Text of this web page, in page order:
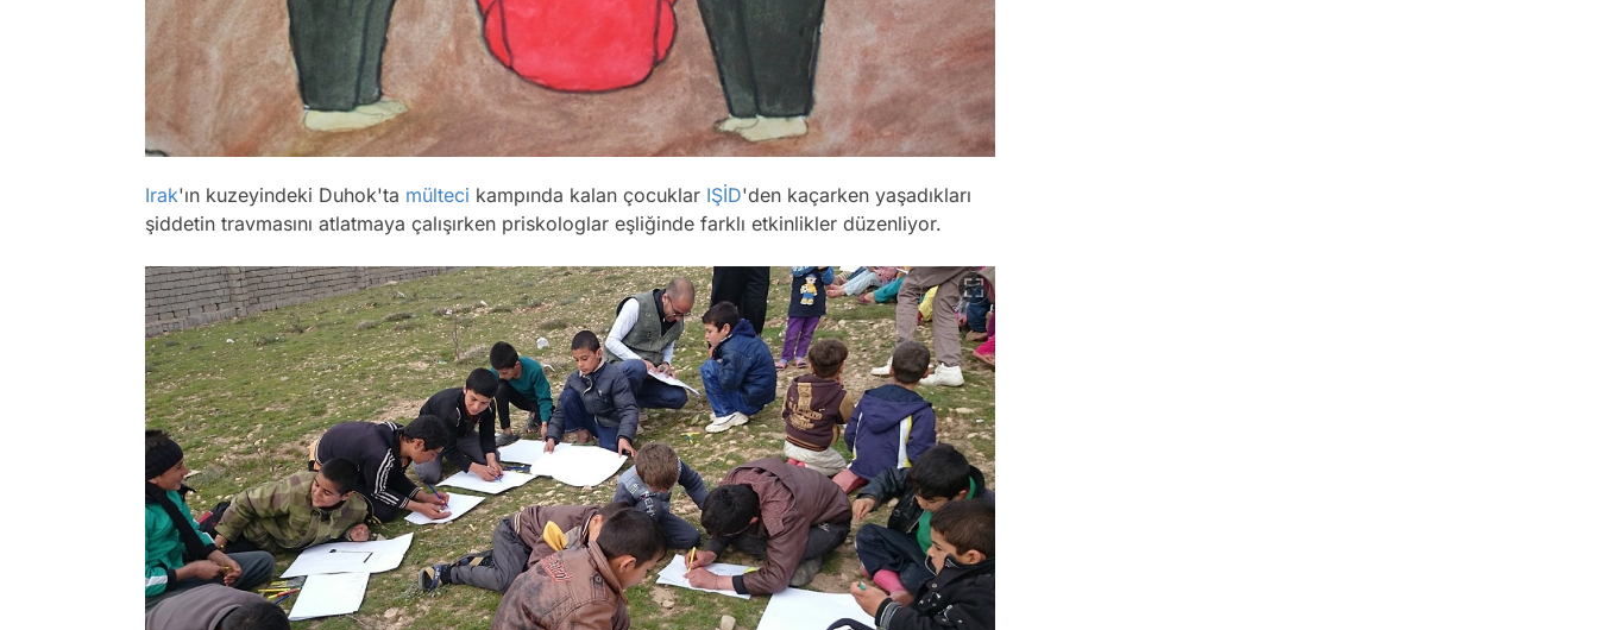
Irak'ın kuzeyindeki Duhok'ta mülteci kampında kalan çocuklar IŞİD'den kaçarken yaşadıkları
şiddetin travmasını atlatmaya çalışırken priskologlar eşliğinde farklı etkinlikler düzenliyor.